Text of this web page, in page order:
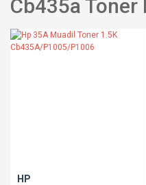
Cb435a Toner
HP